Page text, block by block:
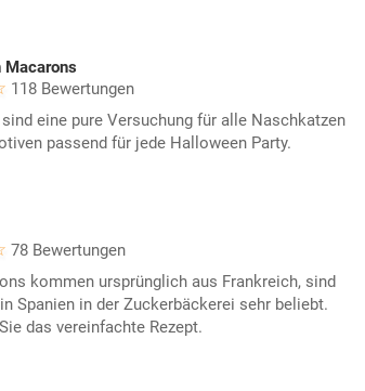
Macarons
118 Bewertungen
eine pure Versuchung für alle Naschkatzen
passend für jede Halloween Party.
78 Bewertungen
kommen ursprünglich aus Frankreich, sind
Spanien in der Zuckerbäckerei sehr beliebt.
das vereinfachte Rezept.